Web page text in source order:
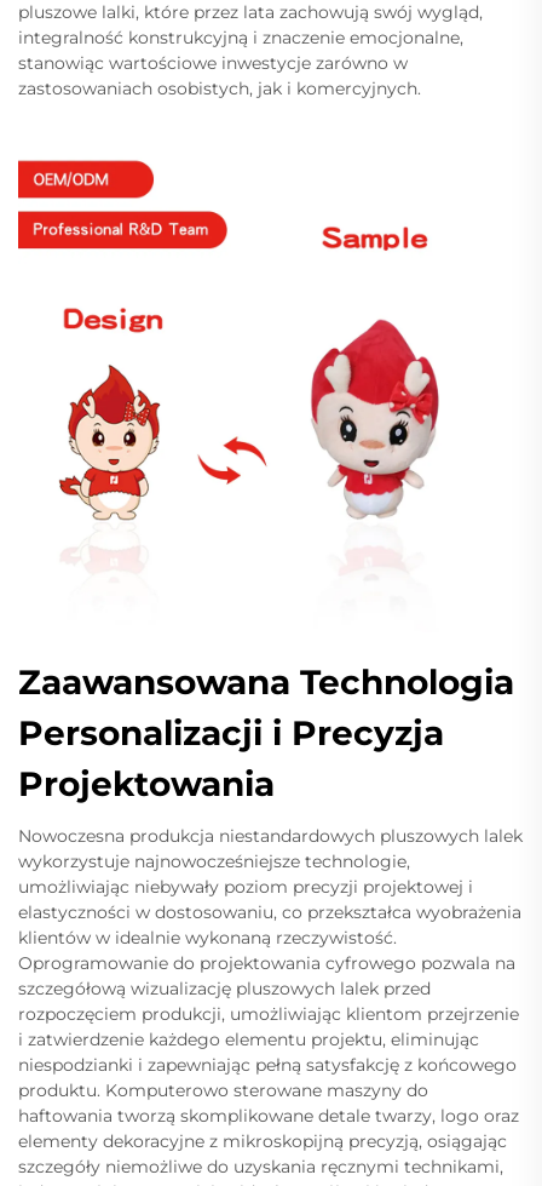
pluszowe lalki, które przez lata zachowują swój wygląd,
integralność konstrukcyjną i znaczenie emocjonalne,
stanowiąc wartościowe inwestycje zarówno w
zastosowaniach osobistych, jak i komercyjnych.
Zaawansowana Technologia
Personalizacji i Precyzja
Projektowania
Nowoczesna produkcja niestandardowych pluszowych lalek
wykorzystuje najnowocześniejsze technologie,
umożliwiając niebywały poziom precyzji projektowej i
elastyczności w dostosowaniu, co przekształca wyobrażenia
klientów w idealnie wykonaną rzeczywistość.
Oprogramowanie do projektowania cyfrowego pozwala na
szczegółową wizualizację pluszowych lalek przed
rozpoczęciem produkcji, umożliwiając klientom przejrzenie
i zatwierdzenie każdego elementu projektu, eliminując
niespodzianki i zapewniając pełną satysfakcję z końcowego
produktu. Komputerowo sterowane maszyny do
haftowania tworzą skomplikowane detale twarzy, logo oraz
elementy dekoracyjne z mikroskopijną precyzją, osiągając
szczegóły niemożliwe do uzyskania ręcznymi technikami,